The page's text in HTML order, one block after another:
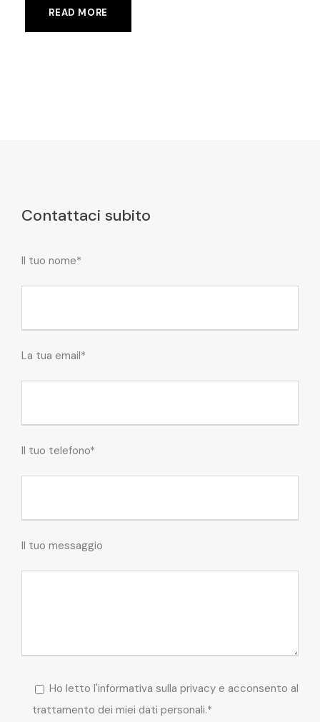
READ MORE
Contattaci subito
Il tuo nome*
La tua email*
Il tuo telefono*
Il tuo messaggio
Ho letto l'informativa sulla privacy e acconsento al
trattamento dei miei dati personali.*